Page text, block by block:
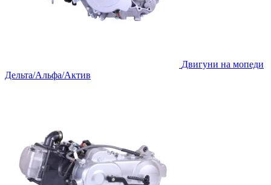
Двигуни на мопеди
Дельта/Альфа/Актив